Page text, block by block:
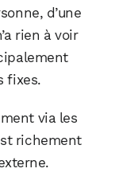
d’une
rien à voir
fixes.
via les
richement